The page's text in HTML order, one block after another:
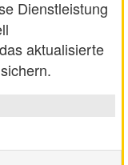
Dienstleistung
aktualisierte